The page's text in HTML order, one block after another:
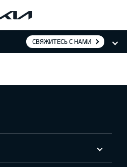
СВЯЖИТЕСЬ С НАМИ